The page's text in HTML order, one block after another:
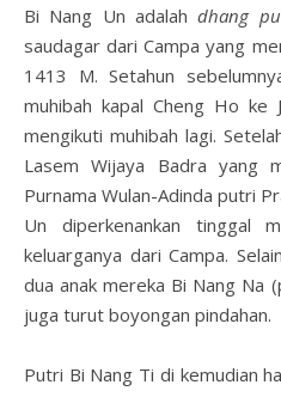
Bi Nang Un adalahdhang
saudagar dari Campa yang
1413 M. Setahun
muhibah kapal Cheng Ho ke
mengikuti muhibah lagi.
Lasem Wijaya Badra yang
Purnama Wulan-Adinda putri
Un diperkenankan tinggal
keluarganya dari Campa.
dua anak mereka Bi Nang Na
juga turut boyongan pindahan.
Putri Bi Nang Ti di kemudian